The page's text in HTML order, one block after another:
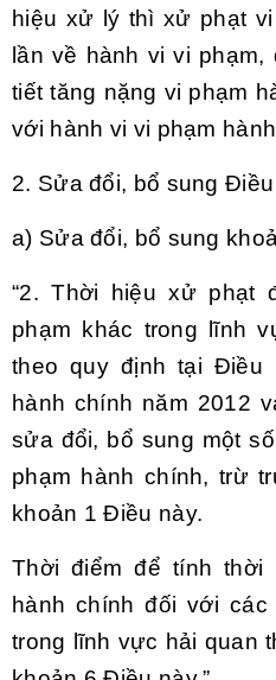
hiệu xử lý thì xử phạt
lần về hành vi vi
tiết tăng nặng vi phạm
với hành vi vi phạm
2. Sửa đổi, bổ sung
a) Sửa đổi, bổ sung
“2. Thời hiệu xử phạt
phạm khác trong lĩnh
theo quy định tại Điều
hành chính năm 2012
sửa đổi, bổ sung một
phạm hành chính, trừ
khoản 1 Điều này.
Thời điểm để tính thời
hành chính đối với
trong lĩnh vực hải quan